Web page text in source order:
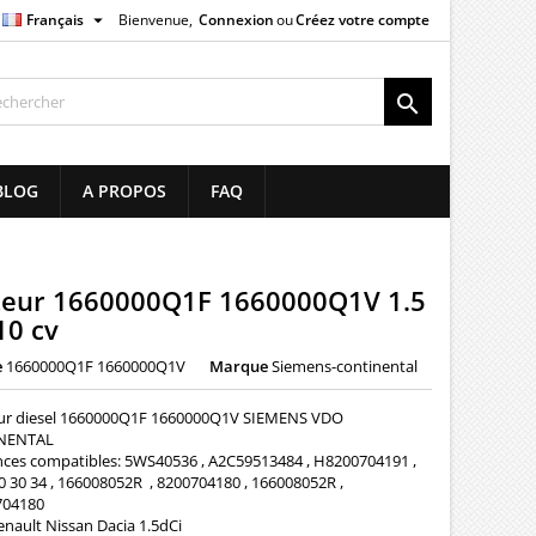
Bienvenue, ConnexionouCréez votre compte
Français 

A PROPOS FAQ
1660000Q1F 1660000Q1V 1.5
cv
1660000Q1F 1660000Q1V MarqueSiemens-continental
diesel 1660000Q1F 1660000Q1V SIEMENS VDO
compatibles: 5WS40536 , A2C59513484 , H8200704191 ,
30 34 , 166008052R , 8200704180 , 166008052R ,
Nissan Dacia 1.5dCi
×
list
×
×